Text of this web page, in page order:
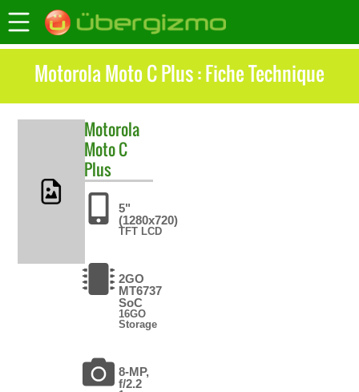
Motorola Moto C Plus : Fiche Technique
Motorola
Moto C
Plus
5"
(1280x720)
TFT LCD
2GO
MT6737
SoC
16GO
Storage
8-MP,
f/2.2